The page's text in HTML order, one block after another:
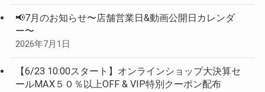
📢7月のお知らせ〜店舗営業日&動画公開日カレンダ
ー〜
2026年7月1日
【6/23 10:00スタート】オンラインショップ大決算セ
ールMAX５０％以上OFF & VIP特別クーポン配布